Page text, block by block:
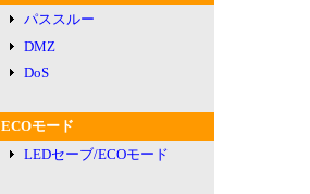
パススルー
DMZ
DoS
ECOモード
LEDセーブ/ECOモード